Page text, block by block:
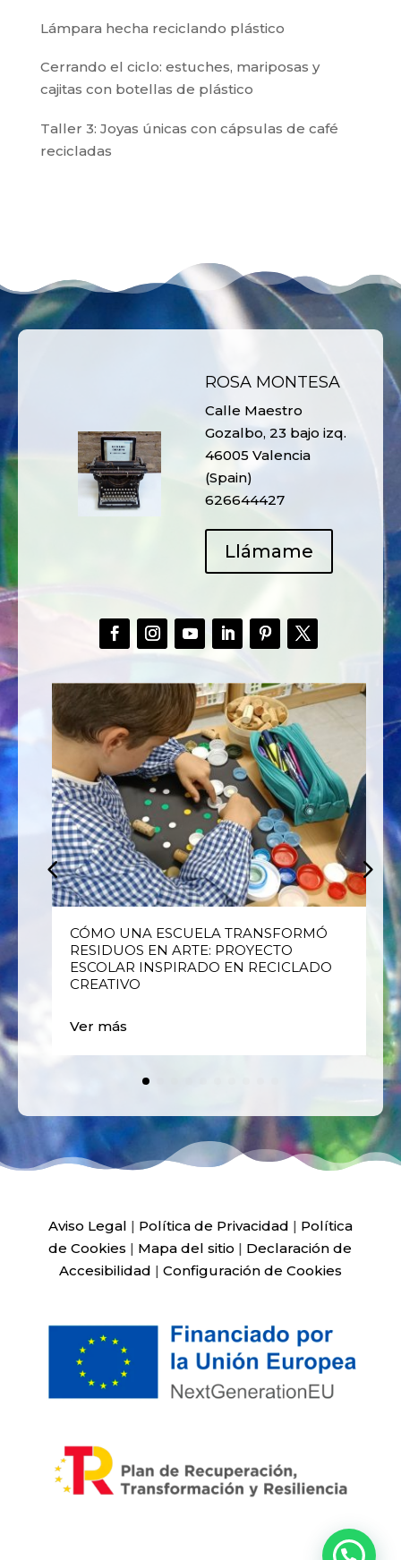
Lámpara hecha reciclando plástico
Cerrando el ciclo: estuches, mariposas y
cajitas con botellas de plástico
Taller 3: Joyas únicas con cápsulas de café
recicladas
ROSA MONTESA
Calle Maestro
Gozalbo, 23 bajo izq.
46005 Valencia
(Spain)
626644427
Llámame
CÓMO UNA ESCUELA TRANSFORMÓ
RESIDUOS EN ARTE: PROYECTO
ESCOLAR INSPIRADO EN RECICLADO
CREATIVO
Ver más
Aviso Legal | Política de Privacidad | Política
de Cookies | Mapa del sitio | Declaración de
Accesibilidad | Configuración de Cookies